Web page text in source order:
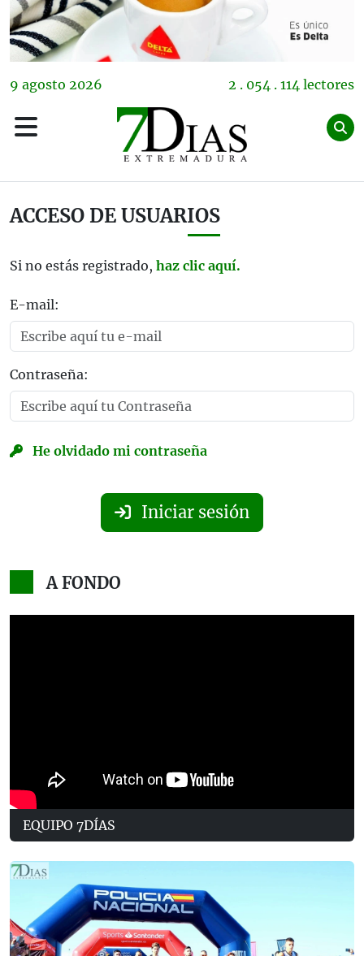
9 agosto 2026 2 . 054 . 114 lectores
ACCESO DE USUARIOS
Si no estás registrado, haz clic aquí.
E-mail:
Contraseña:
He olvidado mi contraseña
Iniciar sesión
A FONDO
EQUIPO 7DÍAS